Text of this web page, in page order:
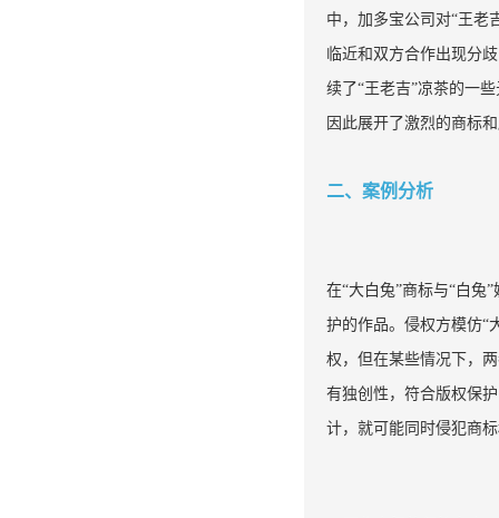
中，加多宝公司对“王老
临近和双方合作出现分
续了“王老吉”凉茶的一
因此展开了激烈的商标
二、案例分析
在“大白兔”商标与“白兔
护的作品。侵权方模仿“
权，但在某些情况下，
有独创性，符合版权保
计，就可能同时侵犯商